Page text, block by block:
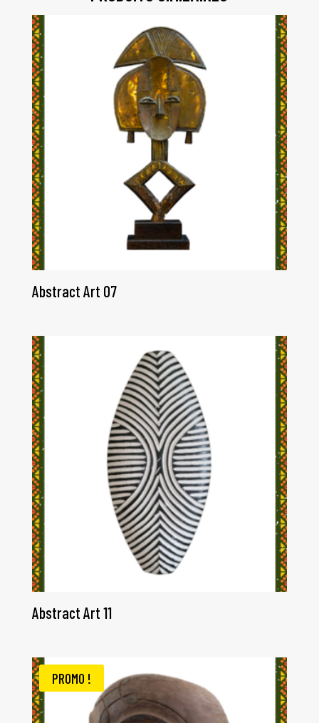
Abstract Art 07
Abstract Art 11
PROMO !